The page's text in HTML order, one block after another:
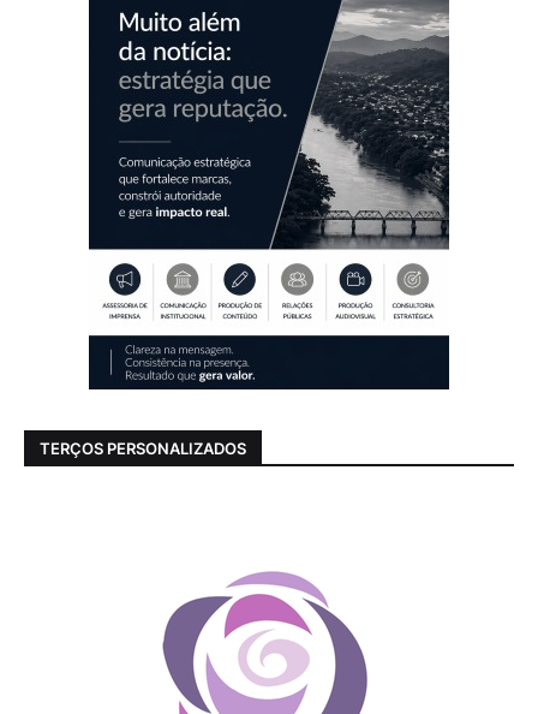
TERÇOS PERSONALIZADOS